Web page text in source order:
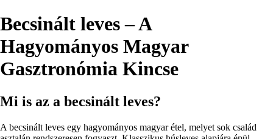
Becsinált leves – A
Hagyományos Magyar
Gasztronómia Kincse
Mi is az a becsinált leves?
A becsinált leves egy hagyományos magyar étel, melyet sok család